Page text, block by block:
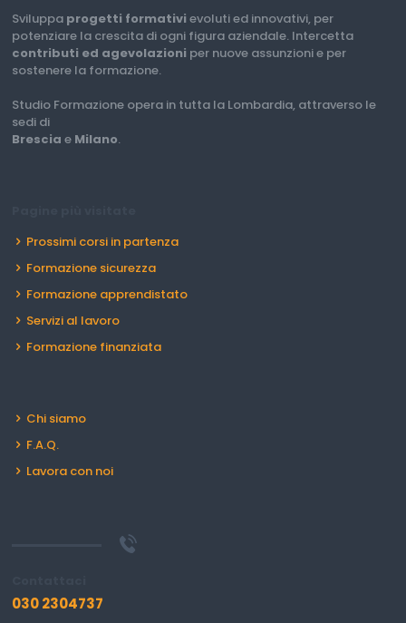
Sviluppa progetti formativi evoluti ed innovativi, per
potenziare la crescita di ogni figura aziendale. Intercetta
contributi ed agevolazioni per nuove assunzioni e per
sostenere la formazione.
Studio Formazione opera in tutta la Lombardia, attraverso le
sedi di
Brescia e Milano.
Prossimi corsi in partenza
Formazione sicurezza
Formazione apprendistato
Servizi al lavoro
Formazione finanziata
Chi siamo
F.A.Q.
Lavora con noi
030 2304737